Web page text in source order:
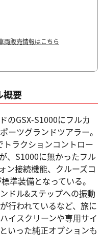
両販売情報はこちら
概要
のGSX-S1000にフルカ
ーツグランドツアラー。
ラクションコントロー
、S1000に無かったフル
ン接続機能、クルーズコ
準装備となっている。
ドル&ステップへの振動
行われているなど、旅に
イスクリーンや専用サイ
いった純正オプションも